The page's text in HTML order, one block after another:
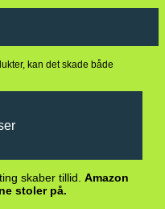
kan det skade både
skaber tillid. Amazon
stoler på.